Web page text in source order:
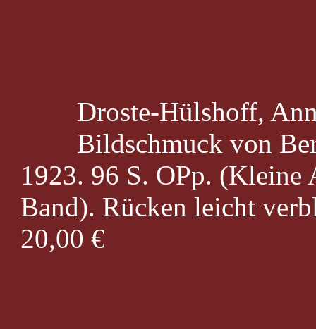
Droste-Hülshoff,
Bildschmuck von
1923. 96 S. OPp. (Kleine
Band). Rücken leicht
20,00 €